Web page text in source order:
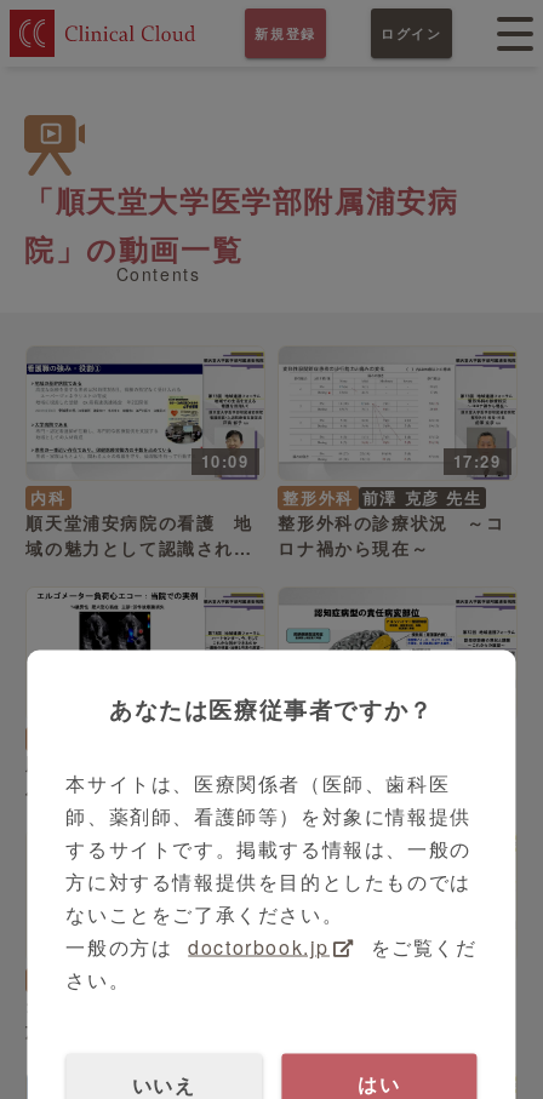
新規登録 ログイン
「順天堂大学医学部附属浦安病
院」の動画一覧
Contents
10:09
内科
順天堂浦安病院の看護 地
域の魅力として認識される
17:29
整形外科 前澤 克彦 先生
整形外科の診療状況 ～コ
ロナ禍から現在～
37:54
順天堂医学部附属浦安病院
ハートセンターの役割ー最
新の検査と治療の展望
これからの展望～
13:05
糖尿病内科
於ける糖尿病教育入院への
9:59
あなたは医療従事者ですか？
本サイトは、医療関係者（医師、歯科医
師、薬剤師、看護師等）を対象に情報提供
するサイトです。掲載する情報は、一般の
方に対する情報提供を目的としたものでは
ないことをご了承ください。
一般の方は
doctorbook.jp
をご覧くだ
さい。
いいえ はい